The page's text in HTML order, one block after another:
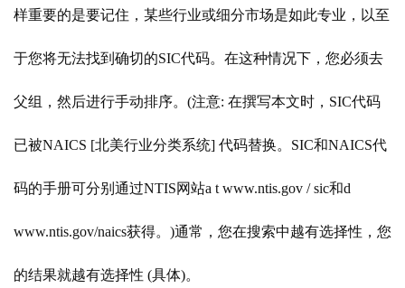
样重要的是要记住，某些行业或细分市场是如此专业，以至
于您将无法找到确切的SIC代码。在这种情况下，您必须去
父组，然后进行手动排序。(注意: 在撰写本文时，SIC代码
已被NAICS [北美行业分类系统] 代码替换。SIC和NAICS代
码的手册可分别通过NTIS网站a t www.ntis.gov / sic和d
www.ntis.gov/naics获得。)通常，您在搜索中越有选择性，您
的结果就越有选择性 (具体)。